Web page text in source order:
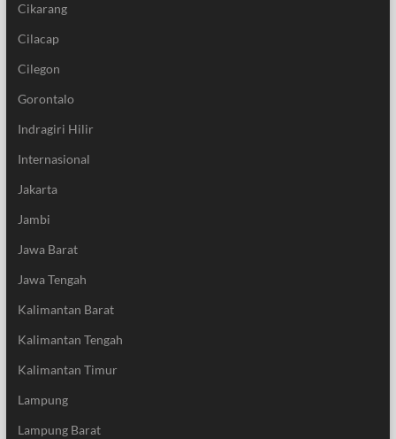
Cikarang
Cilacap
Cilegon
Gorontalo
Indragiri Hilir
Internasional
Jakarta
Jambi
Jawa Barat
Jawa Tengah
Kalimantan Barat
Kalimantan Tengah
Kalimantan Timur
Lampung
Lampung Barat